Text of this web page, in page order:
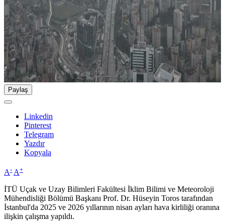
Paylaş
Linkedin
Pinterest
Telegram
Yazdır
Kopyala
A- A+
İTÜ Uçak ve Uzay Bilimleri Fakültesi İklim Bilimi ve Meteoroloji
Mühendisliği Bölümü Başkanı Prof. Dr. Hüseyin Toros tarafından
İstanbul'da 2025 ve 2026 yıllarının nisan ayları hava kirliliği oranına
ilişkin çalışma yapıldı.